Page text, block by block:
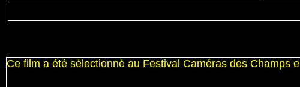
Ce film a été sélectionné au Festival Caméras des Champs